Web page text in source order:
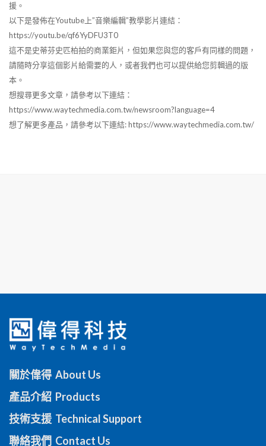
援。
以下是發佈在Youtube上”音樂編輯”教學影片連結：
https://youtu.be/qf6YyDFU3T0
這不是史蒂芬史匹柏拍的商業鉅片，但如果您與您的客戶有同樣的問題，
請隨時分享這個影片給需要的人，或者我們也可以提供給您剪輯過的版
本。
想搜尋更多文章，請參考以下連結：
https://www.waytechmedia.com.tw/newsroom?language=4
想了解更多產品，請參考以下連結: https://www.waytechmedia.com.tw/
關於偉得 About Us
產品介紹 Products
技術支援 Technical Support
聯絡我們 Contact Us